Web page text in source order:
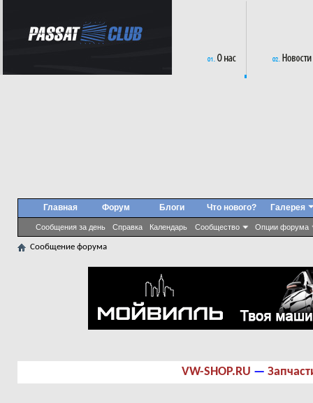
Главная Форум
Сообщения за день Справка Календарь Сообщество Опции форума
Блоги Что нового? Галерея
Сообщение форума
VW-SHOP.RU —